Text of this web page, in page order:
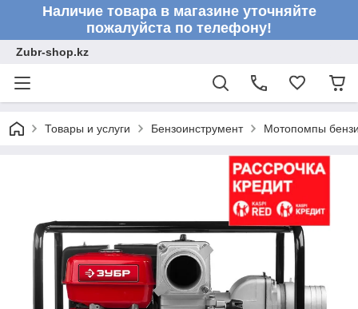
Наличие товара в магазине уточняйте
пожалуйста по телефону!
Zubr-shop.kz
Товары и услуги Бензоинструмент Мотопомпы